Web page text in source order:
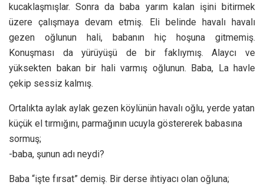
kucaklaşmışlar. Sonra da baba yarım kalan işini bitirmek
üzere çalışmaya devam etmiş. Eli belinde havalı havalı
gezen oğlunun hali, babanın hiç hoşuna gitmemiş.
Konuşması da yürüyüşü de bir faklıymış. Alaycı ve
yüksekten bakan bir hali varmış oğlunun. Baba, La havle
çekip sessiz kalmış.
Ortalıkta aylak aylak gezen köylünün havalı oğlu, yerde yatan
küçük el tırmığını, parmağının ucuyla göstererek babasına
sormuş;
-baba, şunun adı neydi?
Baba “işte fırsat” demiş. Bir derse ihtiyacı olan oğluna;